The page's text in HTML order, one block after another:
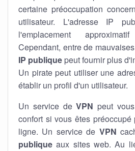
certaine préoccupation
utilisateur. L'adresse IP
l'emplacement
Cependant, entre de
IP publique peut fournir plus
Un pirate peut utiliser une
établir un profil d'un utilisateur.
Un service deVPN peut
confort si vous êtes préoccupé
ligne. Un service de VPN
publique aux sites web. Au